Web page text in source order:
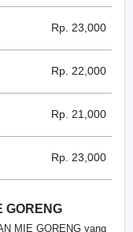
Rp. 23,000
Rp. 22,000
Rp. 21,000
Rp. 23,000
GORENG
MIE GORENG yang